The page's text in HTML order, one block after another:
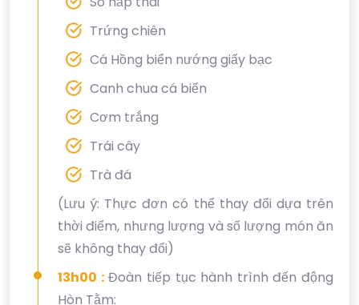
Trứng chiên
Cá Hồng biển nướng giấy bạc
Canh chua cá biển
Cơm trắng
Trái cây
Trà đá
(Lưu ý: Thực đơn có thể thay đổi dựa trên
thời điểm, nhưng lượng và số lượng món ăn
sẽ không thay đổi)
13h00 :Đoàn tiếp tục hành trình đến động
Hòn Tằm: